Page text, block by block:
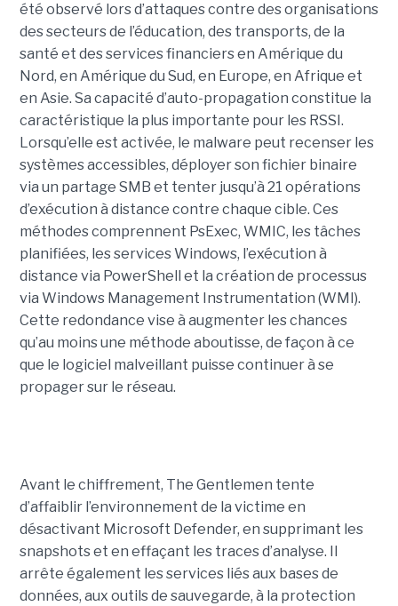
été observé lors d’attaques contre des organisations
des secteurs de l’éducation, des transports, de la
santé et des services financiers en Amérique du
Nord, en Amérique du Sud, en Europe, en Afrique et
en Asie. Sa capacité d’auto-propagation constitue la
caractéristique la plus importante pour les RSSI.
Lorsqu’elle est activée, le malware peut recenser les
systèmes accessibles, déployer son fichier binaire
via un partage SMB et tenter jusqu’à 21 opérations
d’exécution à distance contre chaque cible. Ces
méthodes comprennent PsExec, WMIC, les tâches
planifiées, les services Windows, l’exécution à
distance via PowerShell et la création de processus
via Windows Management Instrumentation (WMI).
Cette redondance vise à augmenter les chances
qu’au moins une méthode aboutisse, de façon à ce
que le logiciel malveillant puisse continuer à se
propager sur le réseau.
Avant le chiffrement, The Gentlemen tente
d’affaiblir l’environnement de la victime en
désactivant Microsoft Defender, en supprimant les
snapshots et en effaçant les traces d’analyse. Il
arrête également les services liés aux bases de
données, aux outils de sauvegarde, à la protection